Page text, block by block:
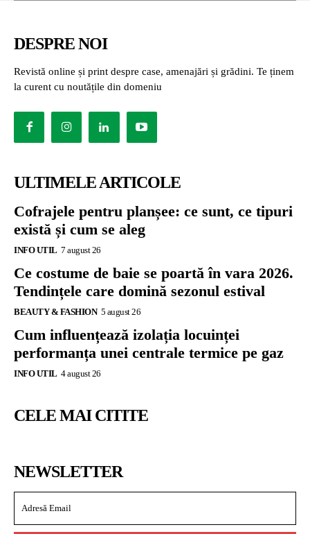
DESPRE NOI
Revistă online și print despre case, amenajări și grădini. Te ținem
la curent cu noutățile din domeniu
ULTIMELE ARTICOLE
Cofrajele pentru planșee: ce sunt, ce tipuri
există și cum se aleg
INFO UTIL 7 august 26
Ce costume de baie se poartă în vara 2026.
Tendințele care domină sezonul estival
BEAUTY & FASHION 5 august 26
Cum influențează izolația locuinței
performanța unei centrale termice pe gaz
INFO UTIL 4 august 26
CELE MAI CITITE
NEWSLETTER